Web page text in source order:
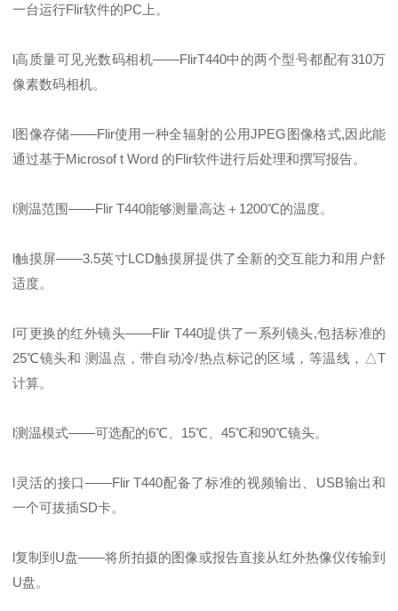
一台运行Flir软件的PC上。
l高质量可见光数码相机——FlirT440中的两个型号都配有310万
像素数码相机。
l图像存储——Flir使用一种全辐射的公用JPEG图像格式,因此能
通过基于Microsof t Word 的Flir软件进行后处理和撰写报告。
l测温范围——Flir T440能够测量高达＋1200℃的温度。
l触摸屏——3.5英寸LCD触摸屏提供了全新的交互能力和用户舒
适度。
l可更换的红外镜头——Flir T440提供了一系列镜头,包括标准的
25℃镜头和 测温点，带自动冷/热点标记的区域，等温线，△T
计算。
l测温模式——可选配的6℃、15℃、45℃和90℃镜头。
l灵活的接口——Flir T440配备了标准的视频输出、USB输出和
一个可拔插SD卡。
l复制到U盘——将所拍摄的图像或报告直接从红外热像仪传输到
U盘。